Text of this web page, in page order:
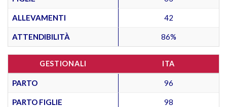
ALLEVAMENTI 42
ATTENDIBILITÀ 86%
GESTIONALI ITA
PARTO 96
PARTO FIGLIE 98